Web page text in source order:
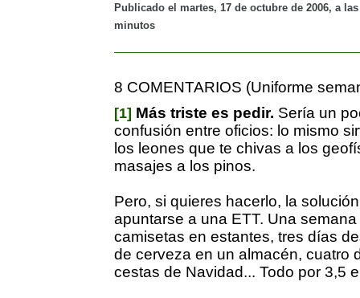
Publicado el martes, 17 de octubre de 2006, a
minutos
8 COMENTARIOS (Uniforme
[1] Más triste es pedir. Sería un
confusión entre oficios: lo mismo
los leones que te chivas a los
masajes a los pinos.
Pero, si quieres hacerlo, la
apuntarse a una ETT. Una
camisetas en estantes, tres días
de cerveza en un almacén, cuatro
cestas de Navidad... Todo por 3,5